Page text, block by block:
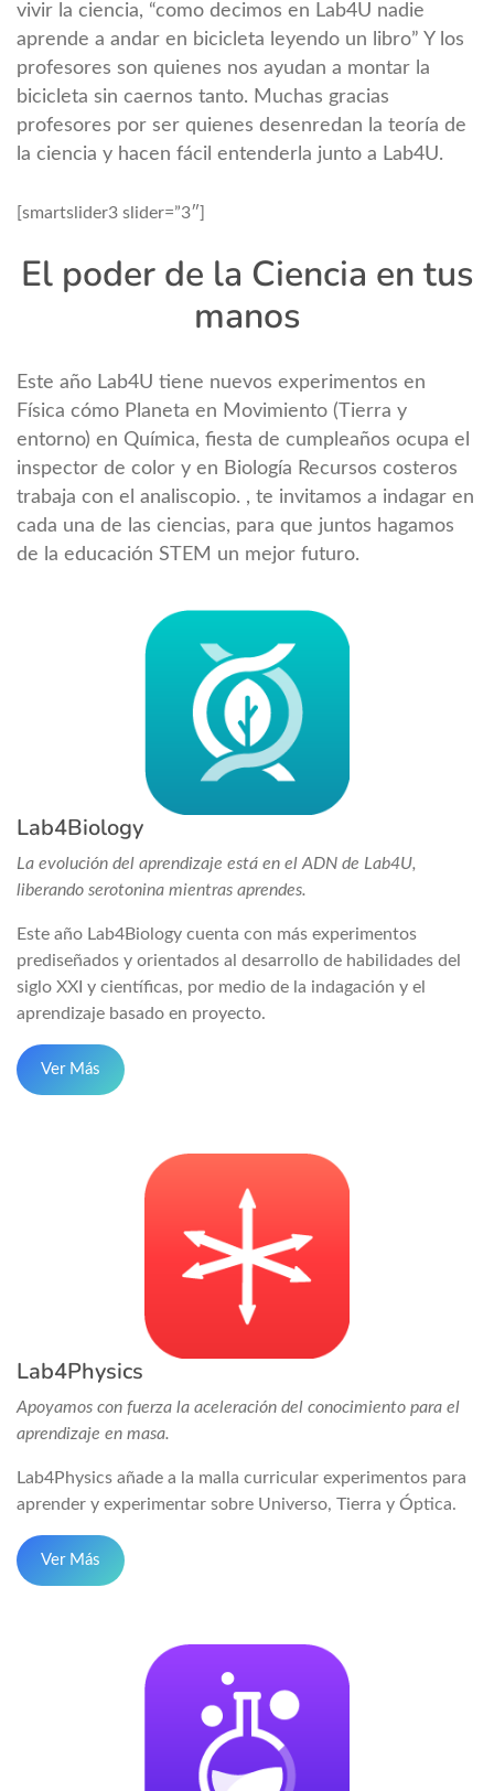
vivir la ciencia, “como decimos en Lab4U nadie
aprende a andar en bicicleta leyendo un libro” Y los
profesores son quienes nos ayudan a montar la
bicicleta sin caernos tanto. Muchas gracias
profesores por ser quienes desenredan la teoría de
la ciencia y hacen fácil entenderla junto a Lab4U.
[smartslider3 slider=”3″]
El poder de la Ciencia en tus
manos
Este año Lab4U tiene nuevos experimentos en
Física cómo Planeta en Movimiento (Tierra y
entorno) en Química, fiesta de cumpleaños ocupa el
inspector de color y en Biología Recursos costeros
trabaja con el analiscopio. , te invitamos a indagar en
cada una de las ciencias, para que juntos hagamos
de la educación STEM un mejor futuro.
Lab4Biology
La evolución del aprendizaje está en el ADN de Lab4U,
liberando serotonina mientras aprendes.
Este año Lab4Biology cuenta con más experimentos
prediseñados y orientados al desarrollo de habilidades del
siglo XXI y científicas, por medio de la indagación y el
aprendizaje basado en proyecto.
Ver Más
Lab4Physics
Apoyamos con fuerza la aceleración del conocimiento para el
aprendizaje en masa.
Lab4Physics añade a la malla curricular experimentos para
aprender y experimentar sobre Universo, Tierra y Óptica.
Ver Más